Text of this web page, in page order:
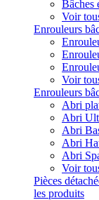
Bâches
Voir
Enrouleurs
Voir
Enrouleurs
Abri
Abri
Abri
Abri
Abri
Voir
Pièces
les produits